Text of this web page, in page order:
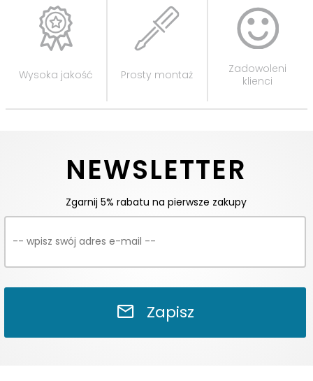
Wysoka jakość Prosty montaż
Zadowoleni
klienci
NEWSLETTER
Zgarnij 5% rabatu na pierwsze zakupy
Zapisz